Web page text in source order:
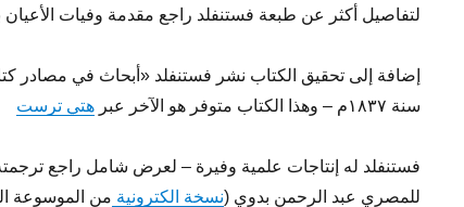
لتفاصيل أكثر عن طبعة فستنفلد راجع مقدمة وفيات الأعيان
إضافة إلى تحقيق الكتاب نشر فستنفلد «أبحاث في مصادر
سنة ١٨٣٧م – وهذا الكتاب متوفر هو الآخر عبر
هتي ترست
فستنفلد له إنتاجات علمية وفيرة – لعرض شامل راجع
للمصري عبد الرحمن بدوي (نسخة الكترونية من الموسوعة